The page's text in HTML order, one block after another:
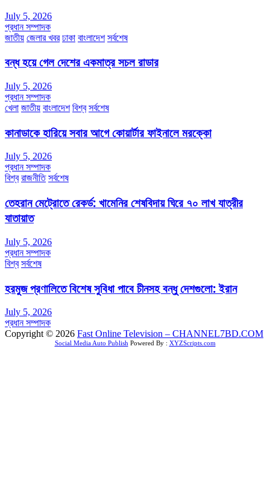
July 5, 2026
প্রধান সম্পাদক
জাতীয় জেলার খবর ঢাকা বাংলাদেশ সর্বশেষ
বন্ধ হয়ে গেল দেশের একমাত্র সচল রাডার
July 5, 2026
প্রধান সম্পাদক
খেলা জাতীয় বাংলাদেশ বিশ্ব সর্বশেষ
কানাডাকে হারিয়ে সবার আগে কোয়ার্টার ফাইনালে মরক্কো
July 5, 2026
প্রধান সম্পাদক
বিশ্ব রাজনীতি সর্বশেষ
তেহরান মেট্রোতে রেকর্ড: খামেনির শেষবিদায় ঘিরে ৭০ লাখ যাত্রীর
যাতায়াত
July 5, 2026
প্রধান সম্পাদক
বিশ্ব সর্বশেষ
হরমুজ প্রণালিতে বিশেষ সুবিধা পাবে চীনসহ বন্ধু দেশগুলো: ইরান
July 5, 2026
প্রধান সম্পাদক
Copyright © 2026 Fast Online Television – CHANNEL7BD.COM
Social Media Auto Publish Powered By : XYZScripts.com